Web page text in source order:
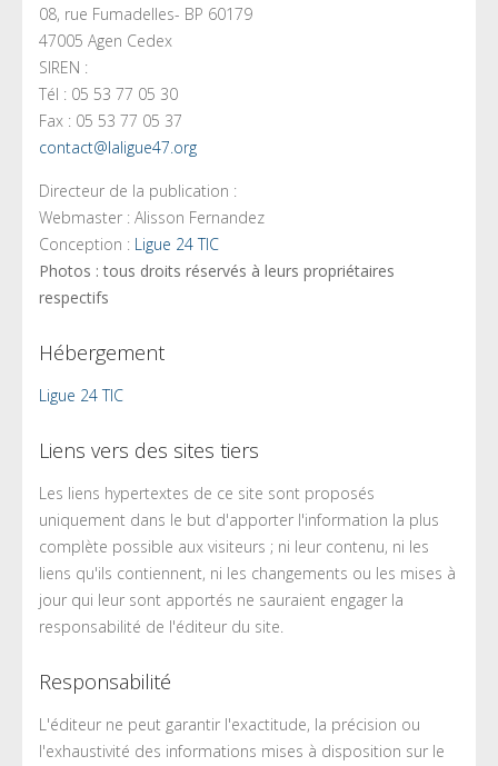
08, rue Fumadelles- BP 60179
47005 Agen Cedex
SIREN :
Tél : 05 53 77 05 30
Fax : 05 53 77 05 37
contact@laligue47.org
Directeur de la publication :
Webmaster : Alisson Fernandez
Conception : Ligue 24 TIC
Photos : tous droits réservés à leurs propriétaires
respectifs
Hébergement
Ligue 24 TIC
Liens vers des sites tiers
Les liens hypertextes de ce site sont proposés
uniquement dans le but d'apporter l'information la plus
complète possible aux visiteurs ; ni leur contenu, ni les
liens qu'ils contiennent, ni les changements ou les mises à
jour qui leur sont apportés ne sauraient engager la
responsabilité de l'éditeur du site.
Responsabilité
L'éditeur ne peut garantir l'exactitude, la précision ou
l'exhaustivité des informations mises à disposition sur le